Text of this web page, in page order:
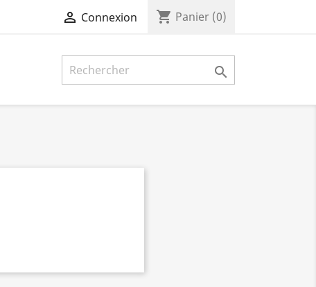
 Connexion shopping_cart Panier (0)
